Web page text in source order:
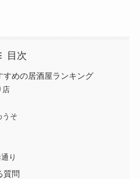
目次
めの居酒屋ランキング
店
うそ
り
質問